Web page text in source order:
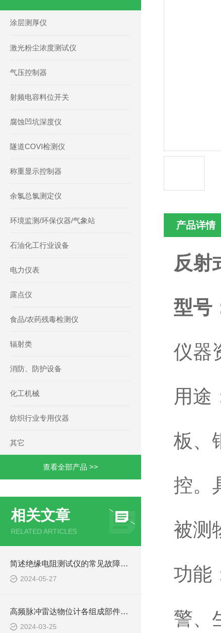
涂层测厚仪
激光粉尘浓度测试仪
气压控制器
射频电容料位开关
腐蚀凹坑深度仪
隧道COVI检测仪
称重显示控制器
余氯总氯测定仪
环境监测/环保仪器/气象站
石油化工行业设备
电力仪表
露点仪
食品/农药残毒检测仪
辐射类
消防、防护设备
化工机械
纺织行业专用仪器
其它
查看全部产品 >>
相关文章
RELATED ARTICLES
简述绝缘电阻测试仪的常见故障相应解决方法
2024-05-27
高频脉冲雷达物位计各组成部件的功能特点分享
2024-03-25
产品详情
反射
型号
仪器
用途
板、
控。
被测
功能
警、